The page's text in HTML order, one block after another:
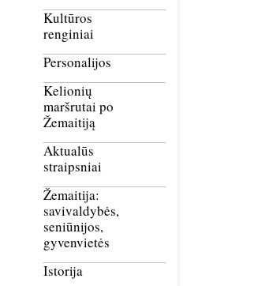
Kultūros
renginiai
Personalijos
Kelionių
maršrutai po
Žemaitiją
Aktualūs
straipsniai
Žemaitija:
savivaldybės,
seniūnijos,
gyvenvietės
Istorija